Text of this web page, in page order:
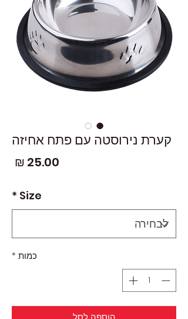
קערת נירוסטה עם פתח אחיזה
Size
*
כמות *